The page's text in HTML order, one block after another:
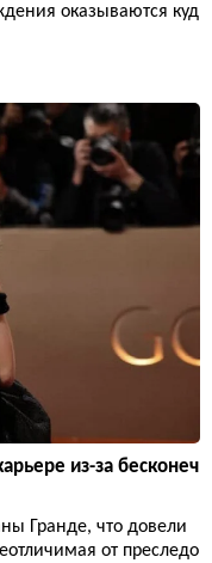
оказываются куд
из-за бесконеч
Гранде, что довели
от преследо